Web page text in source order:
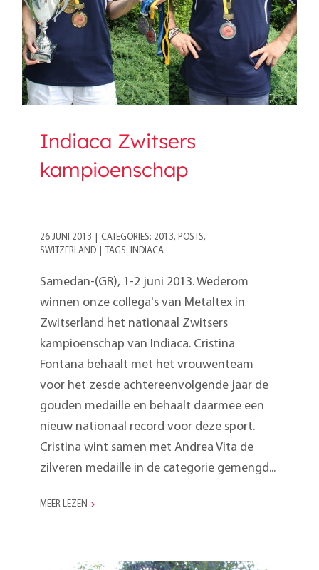
Indiaca Zwitsers
kampioenschap
26 JUNI 2013 CATEGORIES: 2013, POSTS,
SWITZERLAND
TAGS: INDIACA
Samedan-(GR), 1-2 juni 2013. Wederom
winnen onze collega's van Metaltex in
Zwitserland het nationaal Zwitsers
kampioenschap van Indiaca. Cristina
Fontana behaalt met het vrouwenteam
voor het zesde achtereenvolgende jaar de
gouden medaille en behaalt daarmee een
nieuw nationaal record voor deze sport.
Cristina wint samen met Andrea Vita de
zilveren medaille in de categorie gemengd...
MEER LEZEN